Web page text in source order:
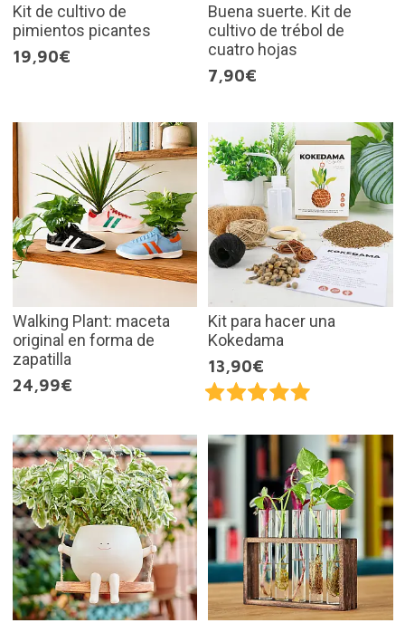
Kit de cultivo de
pimientos picantes
19,90€
Buena suerte. Kit de
cultivo de trébol de
cuatro hojas
7,90€
Walking Plant: maceta
original en forma de
zapatilla
24,99€
Kit para hacer una
Kokedama
13,90€